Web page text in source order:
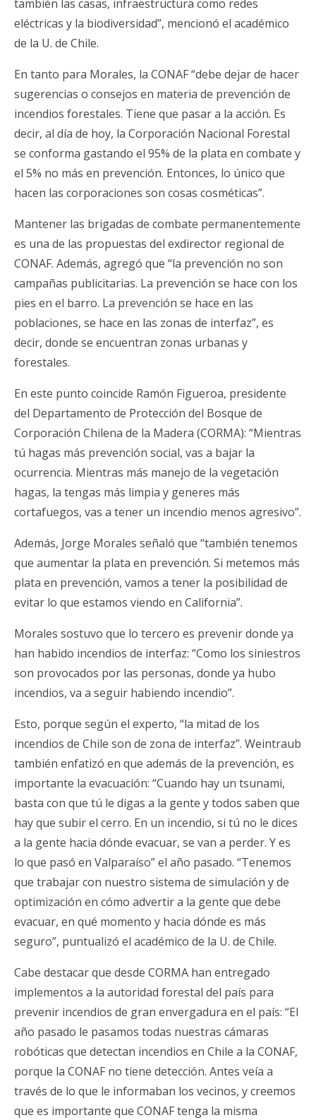
también las casas, infraestructura como redes
eléctricas y la biodiversidad”, mencionó el académico
de la U. de Chile.
En tanto para Morales, la CONAF “debe dejar de hacer
sugerencias o consejos en materia de prevención de
incendios forestales. Tiene que pasar a la acción. Es
decir, al día de hoy, la Corporación Nacional Forestal
se conforma gastando el 95% de la plata en combate y
el 5% no más en prevención. Entonces, lo único que
hacen las corporaciones son cosas cosméticas”.
Mantener las brigadas de combate permanentemente
es una de las propuestas del exdirector regional de
CONAF. Además, agregó que “la prevención no son
campañas publicitarias. La prevención se hace con los
pies en el barro. La prevención se hace en las
poblaciones, se hace en las zonas de interfaz”, es
decir, donde se encuentran zonas urbanas y
forestales.
En este punto coincide Ramón Figueroa, presidente
del Departamento de Protección del Bosque de
Corporación Chilena de la Madera (CORMA): “Mientras
tú hagas más prevención social, vas a bajar la
ocurrencia. Mientras más manejo de la vegetación
hagas, la tengas más limpia y generes más
cortafuegos, vas a tener un incendio menos agresivo”.
Además, Jorge Morales señaló que “también tenemos
que aumentar la plata en prevención. Si metemos más
plata en prevención, vamos a tener la posibilidad de
evitar lo que estamos viendo en California”.
Morales sostuvo que lo tercero es prevenir donde ya
han habido incendios de interfaz: “Como los siniestros
son provocados por las personas, donde ya hubo
incendios, va a seguir habiendo incendio”.
Esto, porque según el experto, “la mitad de los
incendios de Chile son de zona de interfaz”. Weintraub
también enfatizó en que además de la prevención, es
importante la evacuación: “Cuando hay un tsunami,
basta con que tú le digas a la gente y todos saben que
hay que subir el cerro. En un incendio, si tú no le dices
a la gente hacia dónde evacuar, se van a perder. Y es
lo que pasó en Valparaíso” el año pasado. “Tenemos
que trabajar con nuestro sistema de simulación y de
optimización en cómo advertir a la gente que debe
evacuar, en qué momento y hacia dónde es más
seguro”, puntualizó el académico de la U. de Chile.
Cabe destacar que desde CORMA han entregado
implementos a la autoridad forestal del país para
prevenir incendios de gran envergadura en el país: “El
año pasado le pasamos todas nuestras cámaras
robóticas que detectan incendios en Chile a la CONAF,
porque la CONAF no tiene detección. Antes veía a
través de lo que le informaban los vecinos, y creemos
que es importante que CONAF tenga la misma